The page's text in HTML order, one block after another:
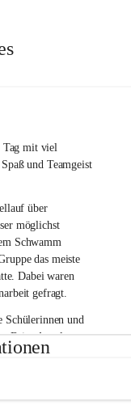
Tag mit viel
und Teamgeist
über
möglichst
Schwamm
das meiste
Dabei waren
gefragt.
Schülerinnen und
Beim Angeln
beim